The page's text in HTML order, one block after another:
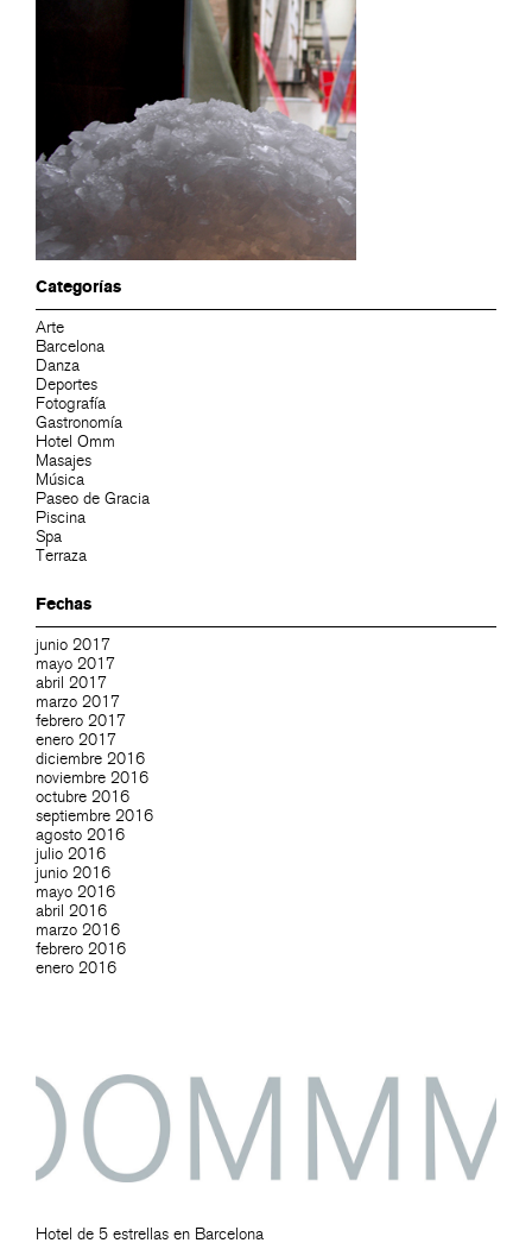
Categorías
Arte
Barcelona
Danza
Deportes
Fotografía
Gastronomía
Hotel Omm
Masajes
Música
Paseo de Gracia
Piscina
Spa
Terraza
Fechas
junio 2017
mayo 2017
abril 2017
marzo 2017
febrero 2017
enero 2017
diciembre 2016
noviembre 2016
octubre 2016
septiembre 2016
agosto 2016
julio 2016
junio 2016
mayo 2016
abril 2016
marzo 2016
febrero 2016
enero 2016
Hotel de 5 estrellas en Barcelona